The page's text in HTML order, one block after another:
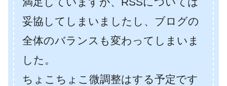
妥協してしまいましたし、ブログの
全体のバランスも変わってしまいま
した。
ちょこちょこ微調整はする予定です